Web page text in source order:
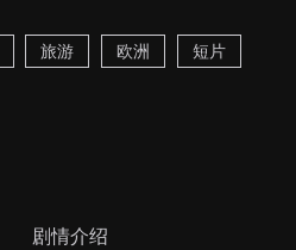
旅游 欧洲 短片
剧情介绍